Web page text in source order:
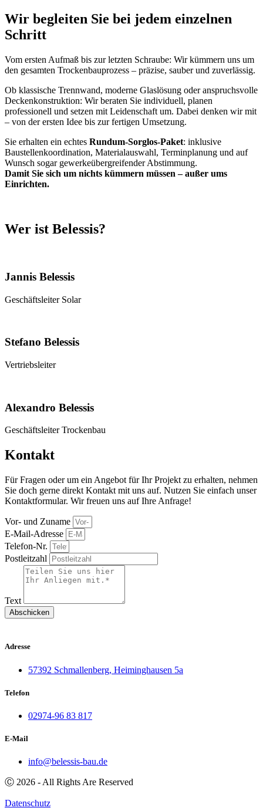
Wir begleiten Sie bei jedem einzelnen
Schritt
Vom ersten Aufmaß bis zur letzten Schraube: Wir kümmern uns um
den gesamten Trockenbauprozess – präzise, sauber und zuverlässig.
Ob klassische Trennwand, moderne Glaslösung oder anspruchsvolle
Deckenkonstruktion: Wir beraten Sie individuell, planen
professionell und setzen mit Leidenschaft um. Dabei denken wir mit
– von der ersten Idee bis zur fertigen Umsetzung.
Sie erhalten ein echtes Rundum-Sorglos-Paket: inklusive
Baustellenkoordination, Materialauswahl, Terminplanung und auf
Wunsch sogar gewerkeübergreifender Abstimmung.
Damit Sie sich um nichts kümmern müssen – außer ums
Einrichten.
Wer ist Belessis?
Jannis Belessis
Geschäftsleiter Solar
Stefano Belessis
Vertriebsleiter
Alexandro Belessis
Geschäftsleiter Trockenbau
Kontakt
Für Fragen oder um ein Angebot für Ihr Projekt zu erhalten, nehmen
Sie doch gerne direkt Kontakt mit uns auf. Nutzen Sie einfach unser
Kontaktformular. Wir freuen uns auf Ihre Anfrage!
Vor- und Zuname
E-Mail-Adresse
Telefon-Nr.
Postleitzahl
Text
Abschicken
Adresse
57392 Schmallenberg, Heiminghausen 5a
Telefon
02974-96 83 817
E-Mail
info@belessis-bau.de
Ⓒ 2026 - All Rights Are Reserved
Datenschutz